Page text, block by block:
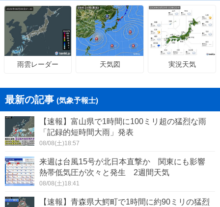
雨雲レーダー 天気図 実況天気
最新の記事 (気象予報士)
【速報】富山県で1時間に100ミリ超の猛烈な雨
「記録的短時間大雨」発表
08/08(土)18:57
来週は台風15号が北日本直撃か 関東にも影響
熱帯低気圧が次々と発生 2週間天気
08/08(土)18:41
【速報】青森県大鰐町で1時間に約90ミリの猛烈